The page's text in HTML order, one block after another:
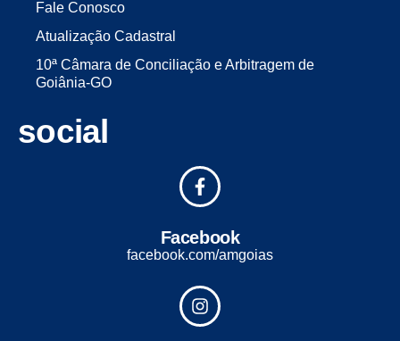
Fale Conosco
Atualização Cadastral
10ª Câmara de Conciliação e Arbitragem de
Goiânia-GO
social
Facebook
facebook.com/amgoias